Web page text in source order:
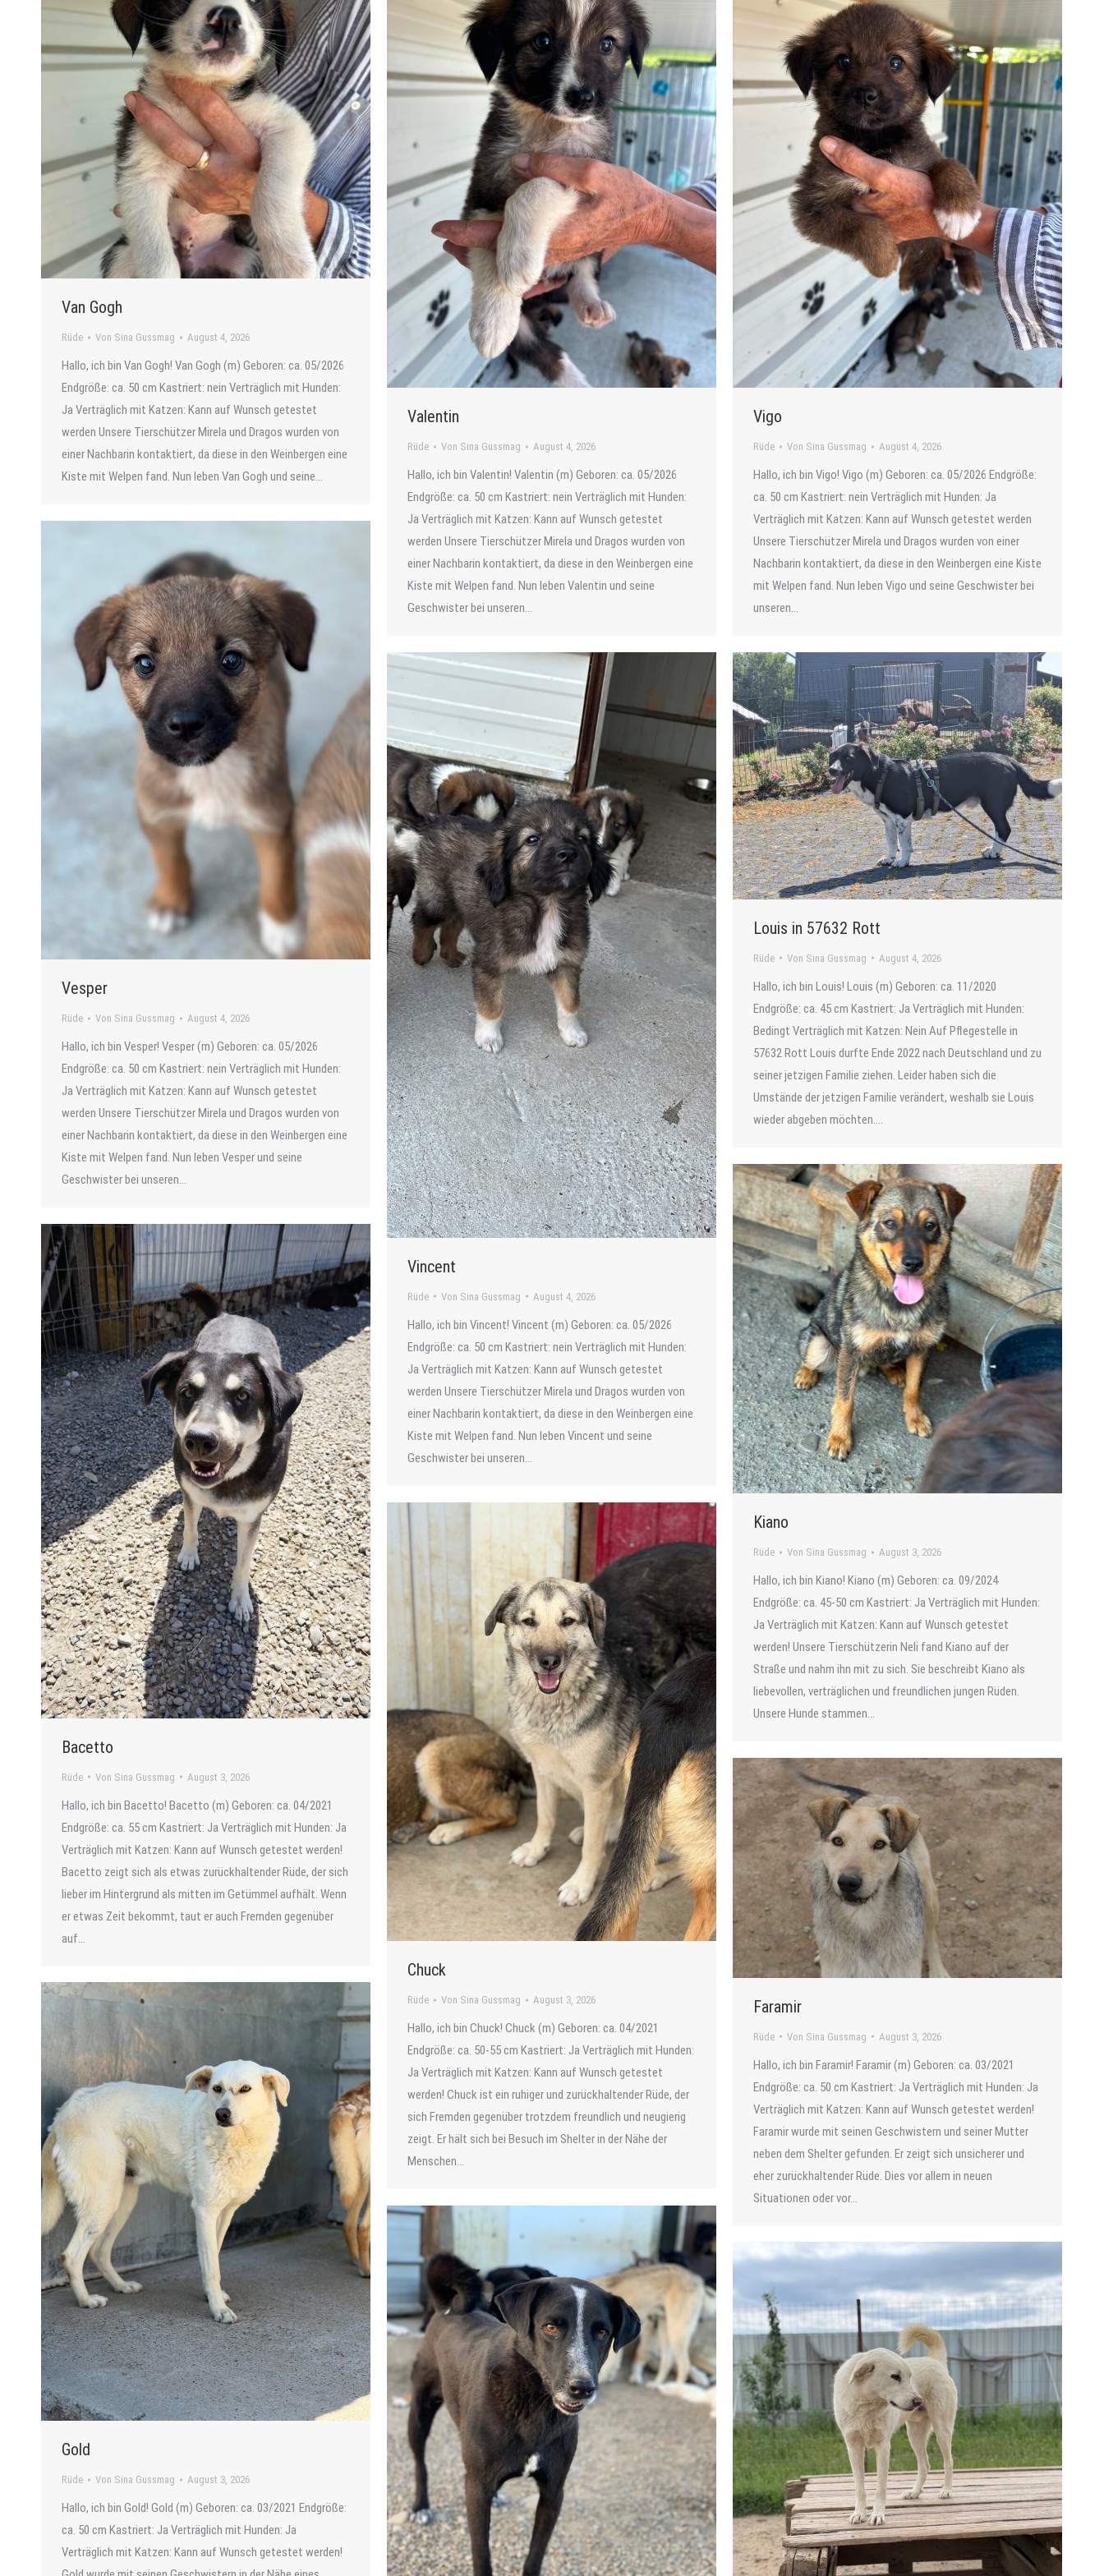
Van Gogh
Rüde Von Sina Gussmag August 4, 2026
Hallo, ich bin Van Gogh! Van Gogh (m) Geboren: ca. 05/2026
Endgröße: ca. 50 cm Kastriert: nein Verträglich mit Hunden:
Ja Verträglich mit Katzen: Kann auf Wunsch getestet
werden Unsere Tierschützer Mirela und Dragos wurden von
einer Nachbarin kontaktiert, da diese in den Weinbergen eine
Kiste mit Welpen fand. Nun leben Van Gogh und seine…
Valentin
Rüde Von Sina Gussmag August 4, 2026
Hallo, ich bin Valentin! Valentin (m) Geboren: ca. 05/2026
Endgröße: ca. 50 cm Kastriert: nein Verträglich mit Hunden:
Ja Verträglich mit Katzen: Kann auf Wunsch getestet
werden Unsere Tierschützer Mirela und Dragos wurden von
einer Nachbarin kontaktiert, da diese in den Weinbergen eine
Kiste mit Welpen fand. Nun leben Valentin und seine
Geschwister bei unseren…
Vigo
Rüde Von Sina Gussmag August 4, 2026
Hallo, ich bin Vigo! Vigo (m) Geboren: ca. 05/2026 Endgröße:
ca. 50 cm Kastriert: nein Verträglich mit Hunden: Ja
Verträglich mit Katzen: Kann auf Wunsch getestet werden
Unsere Tierschützer Mirela und Dragos wurden von einer
Nachbarin kontaktiert, da diese in den Weinbergen eine Kiste
mit Welpen fand. Nun leben Vigo und seine Geschwister bei
unseren…
Vesper
Rüde Von Sina Gussmag August 4, 2026
Hallo, ich bin Vesper! Vesper (m) Geboren: ca. 05/2026
Endgröße: ca. 50 cm Kastriert: nein Verträglich mit Hunden:
Ja Verträglich mit Katzen: Kann auf Wunsch getestet
werden Unsere Tierschützer Mirela und Dragos wurden von
einer Nachbarin kontaktiert, da diese in den Weinbergen eine
Kiste mit Welpen fand. Nun leben Vesper und seine
Geschwister bei unseren…
Vincent
Rüde Von Sina Gussmag August 4, 2026
Hallo, ich bin Vincent! Vincent (m) Geboren: ca. 05/2026
Endgröße: ca. 50 cm Kastriert: nein Verträglich mit Hunden:
Ja Verträglich mit Katzen: Kann auf Wunsch getestet
werden Unsere Tierschützer Mirela und Dragos wurden von
einer Nachbarin kontaktiert, da diese in den Weinbergen eine
Kiste mit Welpen fand. Nun leben Vincent und seine
Geschwister bei unseren…
Louis in 57632 Rott
Rüde Von Sina Gussmag August 4, 2026
Hallo, ich bin Louis! Louis (m) Geboren: ca. 11/2020
Endgröße: ca. 45 cm Kastriert: Ja Verträglich mit Hunden:
Bedingt Verträglich mit Katzen: Nein Auf Pflegestelle in
57632 Rott Louis durfte Ende 2022 nach Deutschland und zu
seiner jetzigen Familie ziehen. Leider haben sich die
Umstände der jetzigen Familie verändert, weshalb sie Louis
wieder abgeben möchten.…
Kiano
Rüde Von Sina Gussmag August 3, 2026
Hallo, ich bin Kiano! Kiano (m) Geboren: ca. 09/2024
Endgröße: ca. 45-50 cm Kastriert: Ja Verträglich mit Hunden:
Ja Verträglich mit Katzen: Kann auf Wunsch getestet
werden! Unsere Tierschützerin Neli fand Kiano auf der
Straße und nahm ihn mit zu sich. Sie beschreibt Kiano als
liebevollen, verträglichen und freundlichen jungen Rüden.
Unsere Hunde stammen…
Bacetto
Rüde Von Sina Gussmag August 3, 2026
Hallo, ich bin Bacetto! Bacetto (m) Geboren: ca. 04/2021
Endgröße: ca. 55 cm Kastriert: Ja Verträglich mit Hunden: Ja
Verträglich mit Katzen: Kann auf Wunsch getestet werden!
Bacetto zeigt sich als etwas zurückhaltender Rüde, der sich
lieber im Hintergrund als mitten im Getümmel aufhält. Wenn
er etwas Zeit bekommt, taut er auch Fremden gegenüber
auf…
Chuck
Rüde Von Sina Gussmag August 3, 2026
Hallo, ich bin Chuck! Chuck (m) Geboren: ca. 04/2021
Endgröße: ca. 50-55 cm Kastriert: Ja Verträglich mit Hunden:
Ja Verträglich mit Katzen: Kann auf Wunsch getestet
werden! Chuck ist ein ruhiger und zurückhaltender Rüde, der
sich Fremden gegenüber trotzdem freundlich und neugierig
zeigt. Er hält sich bei Besuch im Shelter in der Nähe der
Menschen…
Faramir
Rüde Von Sina Gussmag August 3, 2026
Hallo, ich bin Faramir! Faramir (m) Geboren: ca. 03/2021
Endgröße: ca. 50 cm Kastriert: Ja Verträglich mit Hunden: Ja
Verträglich mit Katzen: Kann auf Wunsch getestet werden!
Faramir wurde mit seinen Geschwistern und seiner Mutter
neben dem Shelter gefunden. Er zeigt sich unsicherer und
eher zurückhaltender Rüde. Dies vor allem in neuen
Situationen oder vor…
Gold
Rüde Von Sina Gussmag August 3, 2026
Hallo, ich bin Gold! Gold (m) Geboren: ca. 03/2021 Endgröße:
ca. 50 cm Kastriert: Ja Verträglich mit Hunden: Ja
Verträglich mit Katzen: Kann auf Wunsch getestet werden!